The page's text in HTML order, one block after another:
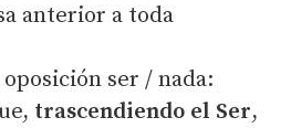
anterior a toda
ser / nada:
trascendiendo el Ser,